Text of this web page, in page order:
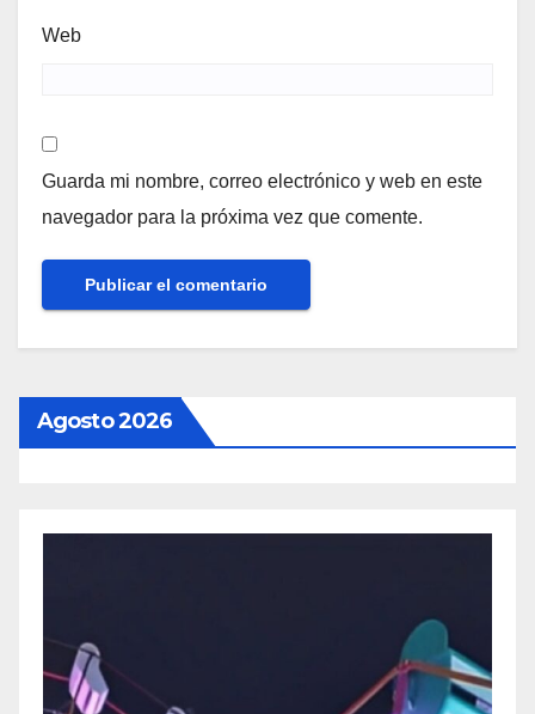
Web
Guarda mi nombre, correo electrónico y web en este
navegador para la próxima vez que comente.
Agosto 2026